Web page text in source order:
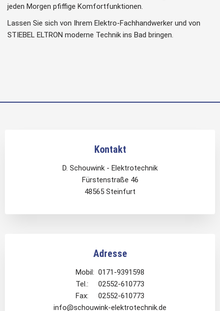
jeden Morgen pfiffige Komfortfunktionen.
Lassen Sie sich von Ihrem Elektro-Fachhandwerker und von
STIEBEL ELTRON moderne Technik ins Bad bringen.
Kontakt
D. Schouwink - Elektrotechnik
Fürstenstraße 46
48565 Steinfurt
Adresse
Mobil: 0171-9391598
Tel.: 02552-610773
Fax: 02552-610773
info@schouwink-elektrotechnik.de